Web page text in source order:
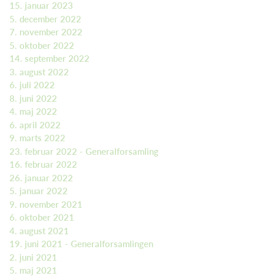
15. januar 2023
5. december 2022
7. november 2022
5. oktober 2022
14. september 2022
3. august 2022
6. juli 2022
8. juni 2022
4. maj 2022
6. april 2022
9. marts 2022
23. februar 2022 - Generalforsamling
16. februar 2022
26. januar 2022
5. januar 2022
9. november 2021
6. oktober 2021
4. august 2021
19. juni 2021 - Generalforsamlingen
2. juni 2021
5. maj 2021